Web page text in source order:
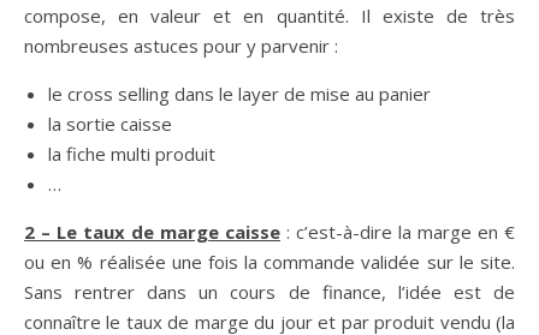
compose, en valeur et en quantité. Il existe de très
nombreuses astuces pour y parvenir :
le cross selling dans le layer de mise au panier
la sortie caisse
la fiche multi produit
…
2 – Le taux de marge caisse : c’est-à-dire la marge en €
ou en % réalisée une fois la commande validée sur le site.
Sans rentrer dans un cours de finance, l’idée est de
connaître le taux de marge du jour et par produit vendu (la